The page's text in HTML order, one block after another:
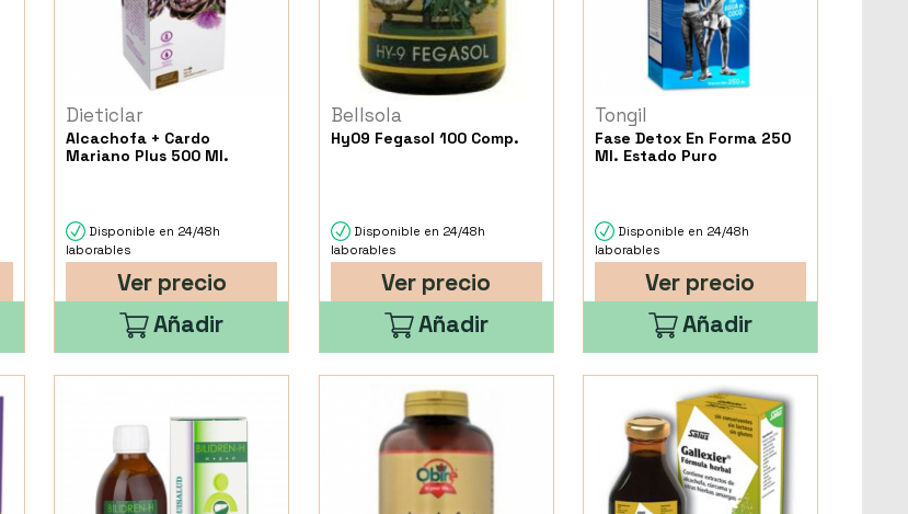
Dieticlar
Alcachofa + Cardo
Mariano Plus 500 Ml.
Disponible en 24/48h
laborables
Ver precio
Añadir
Bellsola
Hy09 Fegasol 100 Comp.
Disponible en 24/48h
laborables
Ver precio
Añadir
Tongil
Fase Detox En Forma 250
Ml. Estado Puro
Disponible en 24/48h
laborables
Ver precio
Añadir